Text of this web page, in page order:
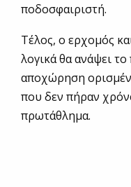
ποδοσφαιριστή.
Τέλος, ο ερχομός
λογικά θα ανάψει
αποχώρηση
που δεν πήραν
πρωτάθλημα.